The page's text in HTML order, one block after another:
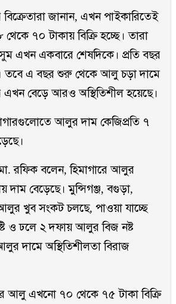
জানান, এখন পাইকারিতেই
৭০ টাকায় বিক্রি হচ্ছে। তারা
এখন একবারে শেষদিকে। প্রতি বছর
তবে এ বছর শুরু থেকে আলু চড়া দামে
এখন বেড়ে আরও অস্থিতিশীল হয়েছে।
আলুর দাম কেজিপ্রতি ৭
রফিক বলেন, হিমাগারে আলুর
দাম বেড়েছে। মুন্সিগঞ্জ, বগুড়া,
খুব সংকট চলছে, পাওয়া যাচ্ছে
ও ঢলে ২ দফায় আলুর বিজ নষ্ট
দামে অস্থিতিশীলতা বিরাজ
আলু এখনো ৭০ থেকে ৭৫ টাকা বিক্রি